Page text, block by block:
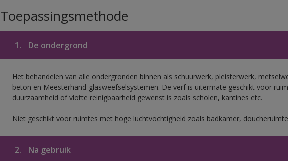
Toepassingsmethode
1. De ondergrond
Het behandelen van alle ondergronden binnen als schuurwerk, pleisterwerk,
beton en Meesterhand-glasweefselsystemen. De verf is uitermate geschikt voor
duurzaamheid of vlotte reinigbaarheid gewenst is zoals scholen, kantines etc.
Niet geschikt voor ruimtes met hoge luchtvochtigheid zoals badkamer,
2. Na gebruik